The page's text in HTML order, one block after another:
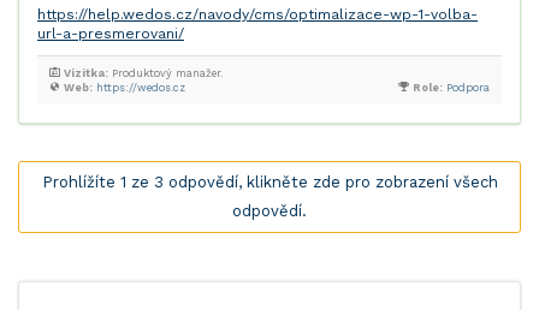
https://help.wedos.cz/navody/cms/optimalizace-wp-1-volba-
url-a-presmerovani/
Role: Podpora
Web: https://wedos.cz
Vizitka: Produktový manažer.
Prohlížíte 1 ze 3 odpovědí, klikněte zde pro zobrazení všech
odpovědí.